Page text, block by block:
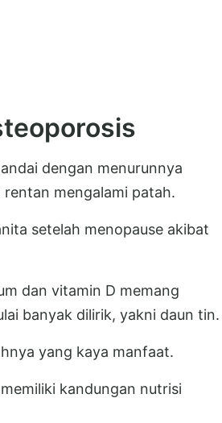
dengan menurunnya
mengalami patah.
setelah menopause akibat
dan vitamin D memang
banyak dilirik, yakni daun tin.
yang kaya manfaat.
kandungan nutrisi